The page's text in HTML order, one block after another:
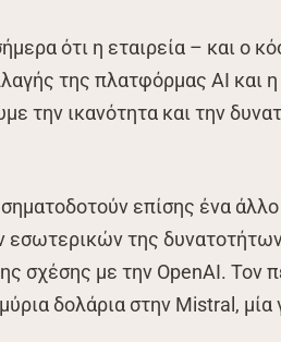
ότι η εταιρεία – και ο
της πλατφόρμας AI και
την ικανότητα και την
επίσης ένα
εσωτερικών της
σχέσης με την OpenAI. Τον
δολάρια στην Mistral, μία